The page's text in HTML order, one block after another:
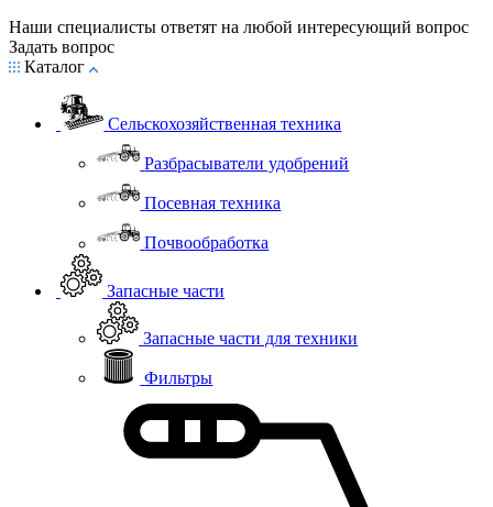
Наши специалисты ответят на любой интересующий вопрос
Задать вопрос
Каталог
Сельскохозяйственная техника
Разбрасыватели удобрений
Посевная техника
Почвообработка
Запасные части
Запасные части для техники
Фильтры